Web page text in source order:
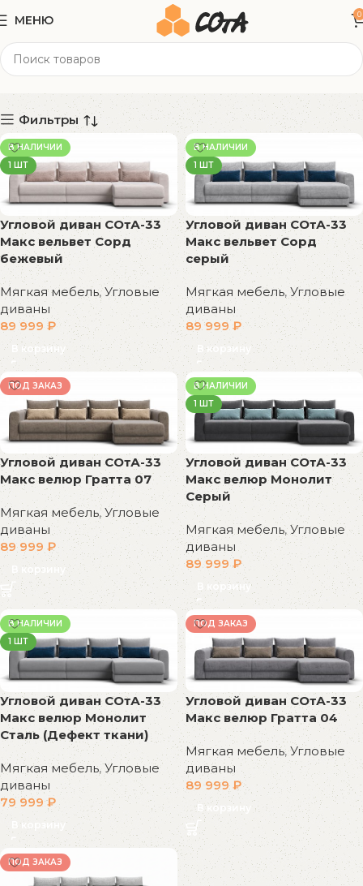
МЕНЮ 0
342x161x82 см
Фильтры
В НАЛИЧИИ
1 ШТ
Угловой диван СОтА-33
Макс вельвет Сорд
бежевый
Мягкая мебель,Угловые
диваны
89 999 ₽
В корзину
В НАЛИЧИИ
1 ШТ
Угловой диван СОтА-33
Макс вельвет Сорд
серый
Мягкая мебель, Угловые
диваны
89 999₽
В корзину
ПОД ЗАКАЗ
Угловой диван СОтА-33
Макс велюр Гратта 07
Мягкая мебель,Угловые
диваны
89 999 ₽
В корзину
В НАЛИЧИИ
1 ШТ
Угловой диван СОтА-33
Макс велюр Монолит
Серый
Мягкая мебель,Угловые
диваны
89 999₽
В корзину
В НАЛИЧИИ
1 ШТ
Угловой диван СОтА-33
Макс велюр Монолит
Сталь (Дефект ткани)
Мягкая мебель,Угловые
диваны
79 999₽
В корзину
ПОД ЗАКАЗ
Угловой диван СОтА-33
Макс велюр Гратта 04
Мягкая мебель,Угловые
диваны
89 999₽
В корзину
ПОД ЗАКАЗ